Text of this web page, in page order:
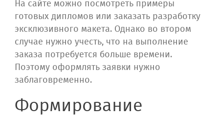
На сайте можно посмотреть примеры
готовых дипломов или заказать разработку
эксклюзивного макета. Однако во втором
случае нужно учесть, что на выполнение
заказа потребуется больше времени.
Поэтому оформлять заявки нужно
заблаговременно.
Формирование